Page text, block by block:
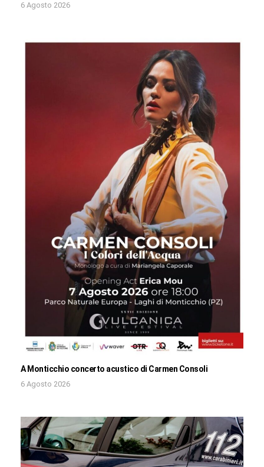
6 Agosto 2026
A Monticchio concerto acustico di Carmen Consoli
6 Agosto 2026